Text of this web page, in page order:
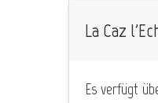
La Caz
Es verfügt